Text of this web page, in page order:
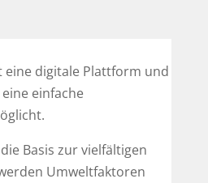
digitale Plattform und
einfache
Basis zur vielfältigen
Umweltfaktoren